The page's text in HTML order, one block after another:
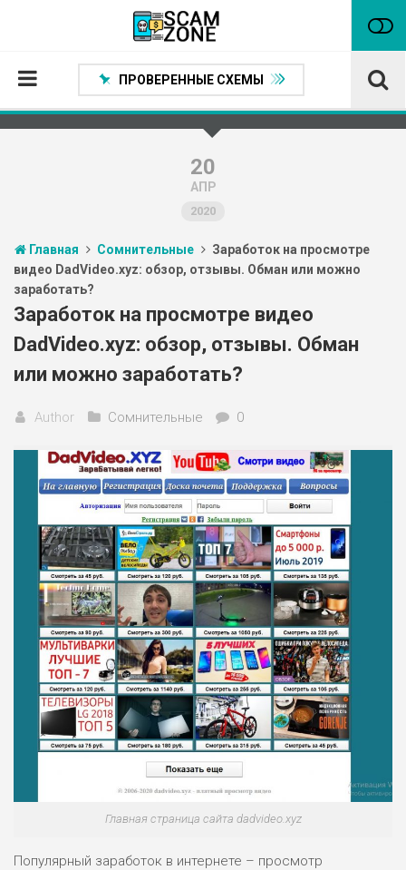
Проверенные способы заработка
Статьи
Партнеры
ПРОВЕРЕННЫЕ СХЕМЫ
20
АПР
2020
Главная Сомнительные
Заработок на просмотре
видео DadVideo.xyz: обзор, отзывы. Обман или можно
заработать?
Заработок на просмотре видео
DadVideo.xyz: обзор, отзывы. Обман
или можно заработать?
Author Сомнительные 0
Главная страница сайта dadvideo.xyz
Популярный заработок в интернете – просмотр